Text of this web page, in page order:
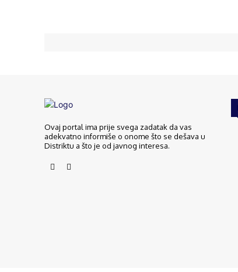
Ovaj portal ima prije svega zadatak da vas
adekvatno informiše o onome što se dešava u
Distriktu a što je od javnog interesa.